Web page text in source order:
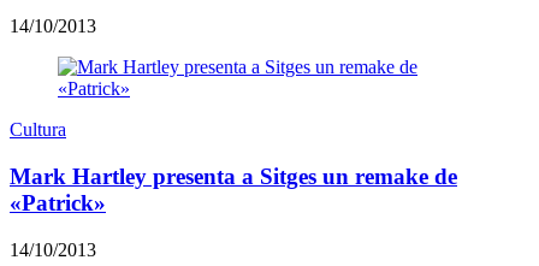
14/10/2013
Cultura
Mark Hartley presenta a Sitges un remake de
«Patrick»
14/10/2013